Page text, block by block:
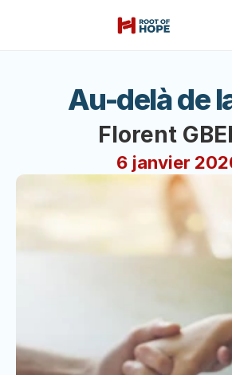
Au-delà de
Florent
6 janvier